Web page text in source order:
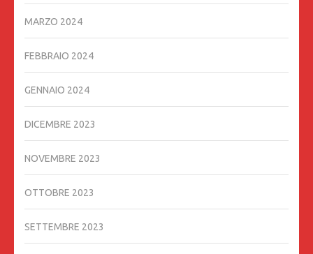
MARZO 2024
FEBBRAIO 2024
GENNAIO 2024
DICEMBRE 2023
NOVEMBRE 2023
OTTOBRE 2023
SETTEMBRE 2023